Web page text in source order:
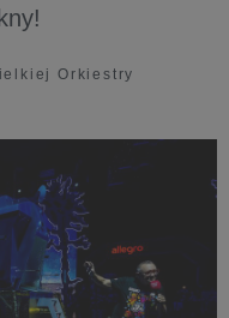
Orkiestry